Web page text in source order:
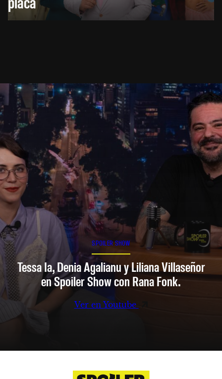
SPOILER SHOW
Tessa Ia, Denia Agalianu y Liliana Villaseñor
en Spoiler Show con Rana Fonk.
Ver en Youtube